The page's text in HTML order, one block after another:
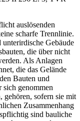
auslösenden
scharfe Trennlinie.
Gebäude
die über nicht
Als Anlagen
die das Gelände
Bauten und
sich genommen
gehören, sofern sie mit
Zusammenhang
sind bauliche